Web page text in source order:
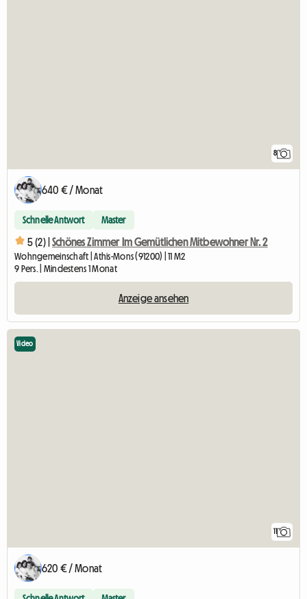
8
640 € / Monat
Schnelle Antwort Master
5 (2) | Schönes Zimmer Im Gemütlichen Mitbewohner Nr. 2
Wohngemeinschaft | Athis-Mons (91200) | 11 M2
9 Pers. | Mindestens 1 Monat
Anzeige ansehen
11
Video
620 € / Monat